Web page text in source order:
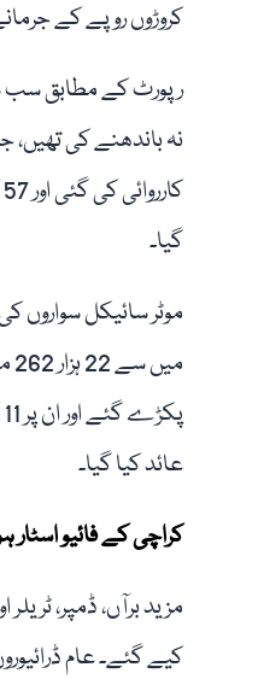
کروڑوں روپے کے
رپورٹ کے مطابق سب
گیا۔
موٹر سائیکل سواروں
عائد کیا گیا۔
کراچی کے فائیو اسٹار ہوٹل کو 28 سال قبل چوری ہونے والی کار کا 10
کیے گئے۔ عام ڈرائیوروں کی تیز رفتاری پر